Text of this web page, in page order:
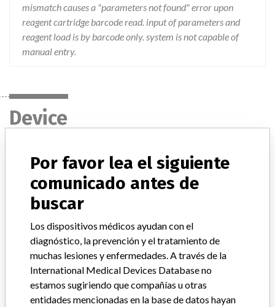
mismatch causes a "parameters not found" error upon
reagent cartridge barcode read. input of parameters and
reagent load is by barcode only. system is not capable of
manual entry.
Device
IMMAGE IMMUNOCHEMISTRY SYSTEM IGG
IMMUNOGLOBULIN G REAGENT
Modelo / Serial
Descripción del producto
IMMAGE IMMUNOCHEMISTRY SYSTEMS IMMUNOGLOBULIN
G REAGENT (IGG)
Manufacturer BECKMAN COULTER CANADA L.P.
Por favor lea el siguiente
comunicado antes de
buscar
Los dispositivos médicos ayudan con el
diagnóstico, la prevención y el tratamiento de
muchas lesiones y enfermedades. A través de la
International Medical Devices Database no
estamos sugiriendo que compañías u otras
entidades mencionadas en la base de datos hayan